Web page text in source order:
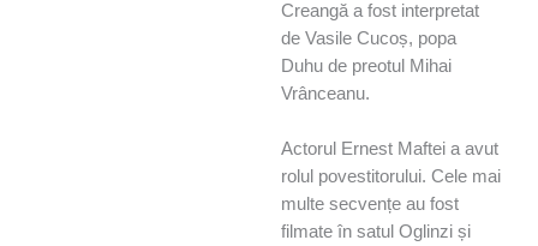
Creangă a fost interpretat
de Vasile Cucoș, popa
Duhu de preotul Mihai
Vrânceanu.
Actorul Ernest Maftei a avut
rolul povestitorului. Cele mai
multe secvențe au fost
filmate în satul Oglinzi și